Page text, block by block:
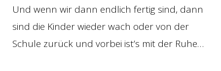
Und wenn wir dann endlich fertig sind, dann
sind die Kinder wieder wach oder von der
Schule zurück und vorbei ist’s mit der Ruhe…